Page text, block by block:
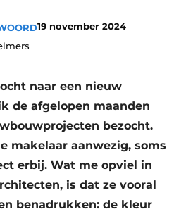
19 november 2024
naar een nieuw
de afgelopen maanden
bezocht.
makelaar aanwezig, soms
erbij. Wat me opviel in
is dat ze vooral
benadrukken: de kleur